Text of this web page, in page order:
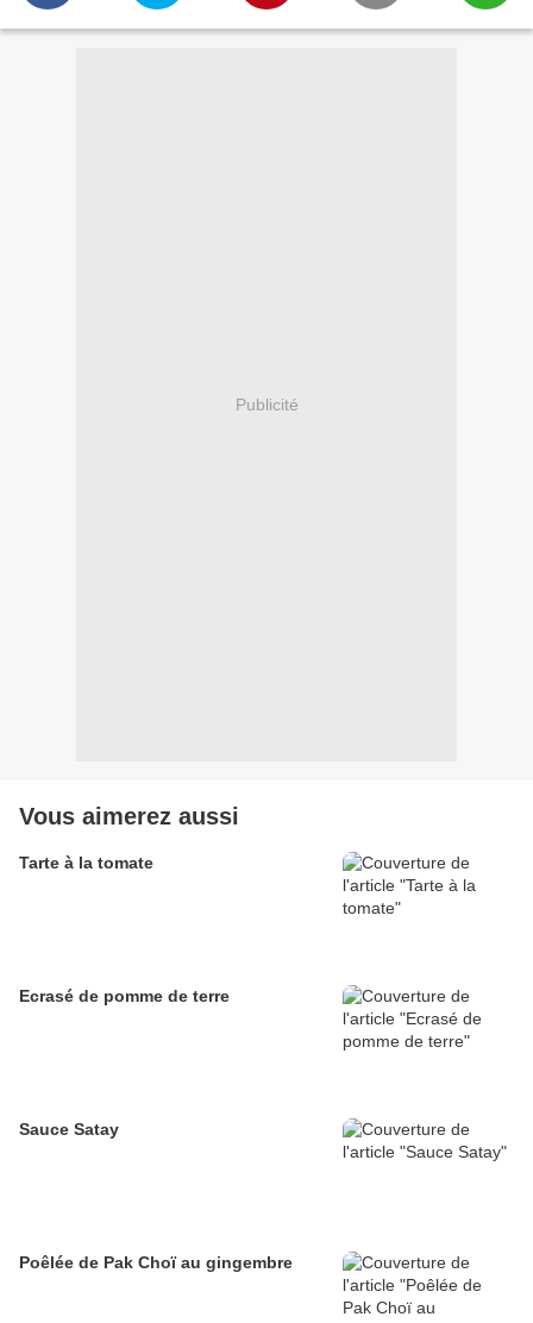
Publicité
Vous aimerez aussi
Tarte à la tomate
Ecrasé de pomme de terre
Sauce Satay
Poêlée de Pak Choï au gingembre